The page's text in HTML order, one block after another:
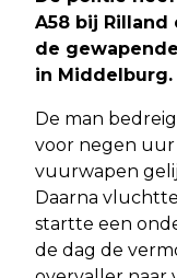
A58 bij
de
in Middelburg.
De man
voor negen
vuurwapen
Daarna
startte een
de dag de